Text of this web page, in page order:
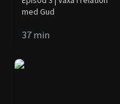
med Gud
37 min